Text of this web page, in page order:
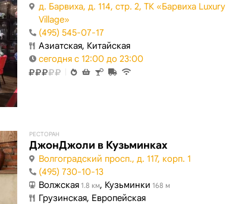
д. Барвиха, д. 114, стр. 2, ТК «Барвиха Luxury
Village»
(495) 545-07-17
Азиатская, Китайская
сегодня с 12:00 до 23:00
РЕСТОРАН
ДжонДжоли в Кузьминках
Волгоградский просп., д. 117, корп. 1
(495) 730-10-13
Волжская 1.8 км, Кузьминки 168 м
Грузинская, Европейская